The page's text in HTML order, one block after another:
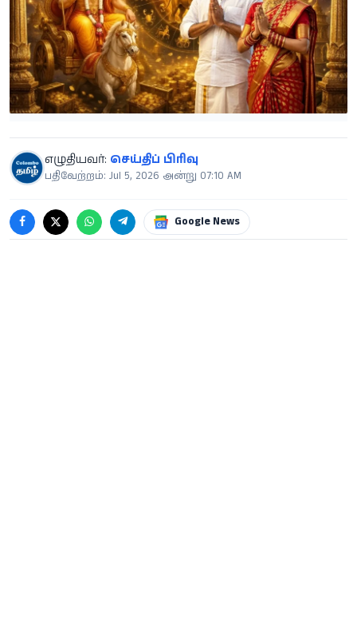
எழுதியவர்: செய்திப் பிரிவு
பதிவேற்றம்: Jul 5, 2026 அன்று 07:10 AM
Google News